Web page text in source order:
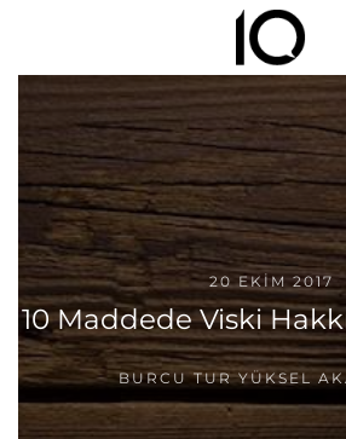
20 EKIM 2017
10 Maddede Viski
BURCU TUR YÜKSEL